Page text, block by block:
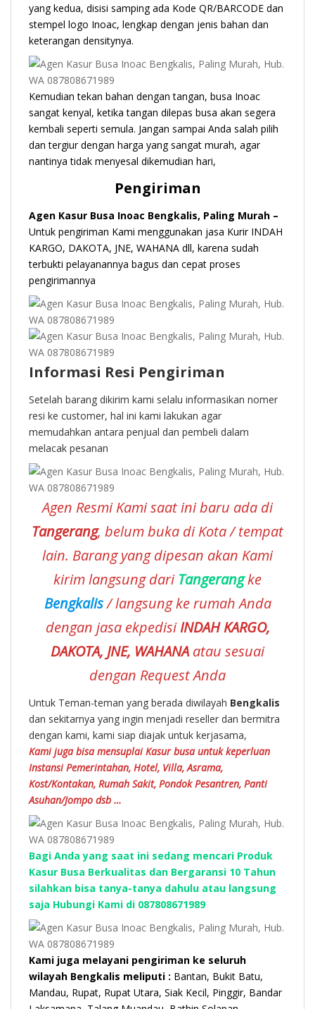
yang kedua, disisi samping ada Kode QR/BARCODE dan
stempel logo Inoac, lengkap dengan jenis bahan dan
keterangan densitynya.
Kemudian tekan bahan dengan tangan, busa Inoac
sangat kenyal, ketika tangan dilepas busa akan segera
kembali seperti semula. Jangan sampai Anda salah pilih
dan tergiur dengan harga yang sangat murah, agar
nantinya tidak menyesal dikemudian hari,
Pengiriman
Agen Kasur Busa Inoac Bengkalis, Paling Murah –
Untuk pengiriman Kami menggunakan jasa Kurir INDAH
KARGO, DAKOTA, JNE, WAHANA dll, karena sudah
terbukti pelayanannya bagus dan cepat proses
pengirimannya
Informasi Resi Pengiriman
Setelah barang dikirim kami selalu informasikan nomer
resi ke customer, hal ini kami lakukan agar
memudahkan antara penjual dan pembeli dalam
melacak pesanan
Agen Resmi Kami saat ini baru ada di
Tangerang, belum buka di Kota / tempat
lain. Barang yang dipesan akan Kami
kirim langsung dariTangerangke
Bengkalis/ langsung ke rumah Anda
dengan jasa ekpedisiINDAH KARGO,
DAKOTA, JNE, WAHANA atau sesuai
dengan Request Anda
Untuk Teman-teman yang berada diwilayah Bengkalis
dan sekitarnya yang ingin menjadi reseller dan bermitra
dengan kami, kami siap diajak untuk kerjasama,
Kami juga bisa mensuplai Kasur busa untuk keperluan
Instansi Pemerintahan, Hotel, Villa, Asrama,
Kost/Kontakan, Rumah Sakit, Pondok Pesantren, Panti
Asuhan/Jompo dsb …
Bagi Anda yang saat ini sedang mencari Produk
Kasur Busa Berkualitas dan Bergaransi 10 Tahun
silahkan bisa tanya-tanya dahulu atau langsung
saja Hubungi Kami di 087808671989
Kami juga melayani pengiriman ke seluruh
wilayah Bengkalis meliputi : Bantan, Bukit Batu,
Mandau, Rupat, Rupat Utara, Siak Kecil, Pinggir, Bandar